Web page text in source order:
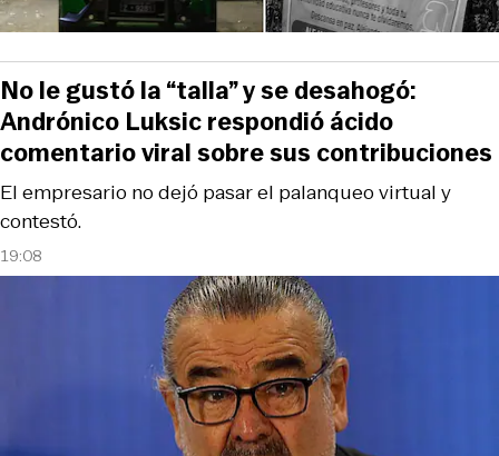
19:08
El empresario no dejó pasar el palanqueo virtual y
contestó.
No le gustó la “talla” y se desahogó:
Andrónico Luksic respondió ácido
comentario viral sobre sus contribuciones